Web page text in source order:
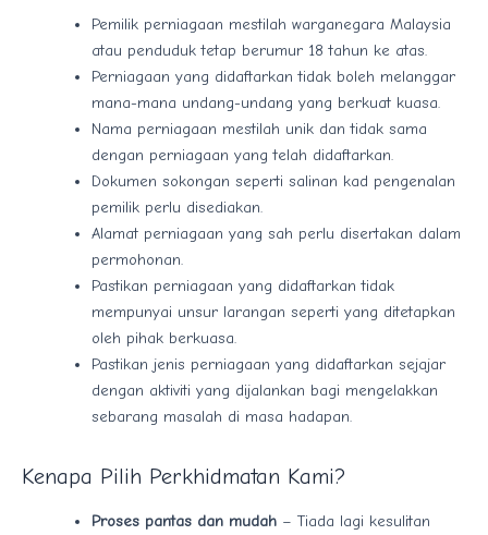
Pemilik perniagaan mestilah warganegara Malaysia
atau penduduk tetap berumur 18 tahun ke atas.
Perniagaan yang didaftarkan tidak boleh melanggar
mana-mana undang-undang yang berkuat kuasa.
Nama perniagaan mestilah unik dan tidak sama
dengan perniagaan yang telah didaftarkan.
Dokumen sokongan seperti salinan kad pengenalan
pemilik perlu disediakan.
Alamat perniagaan yang sah perlu disertakan dalam
permohonan.
Pastikan perniagaan yang didaftarkan tidak
mempunyai unsur larangan seperti yang ditetapkan
oleh pihak berkuasa.
Pastikan jenis perniagaan yang didaftarkan sejajar
dengan aktiviti yang dijalankan bagi mengelakkan
sebarang masalah di masa hadapan.
Kenapa Pilih Perkhidmatan Kami?
Proses pantas dan mudah– Tiada lagi kesulitan